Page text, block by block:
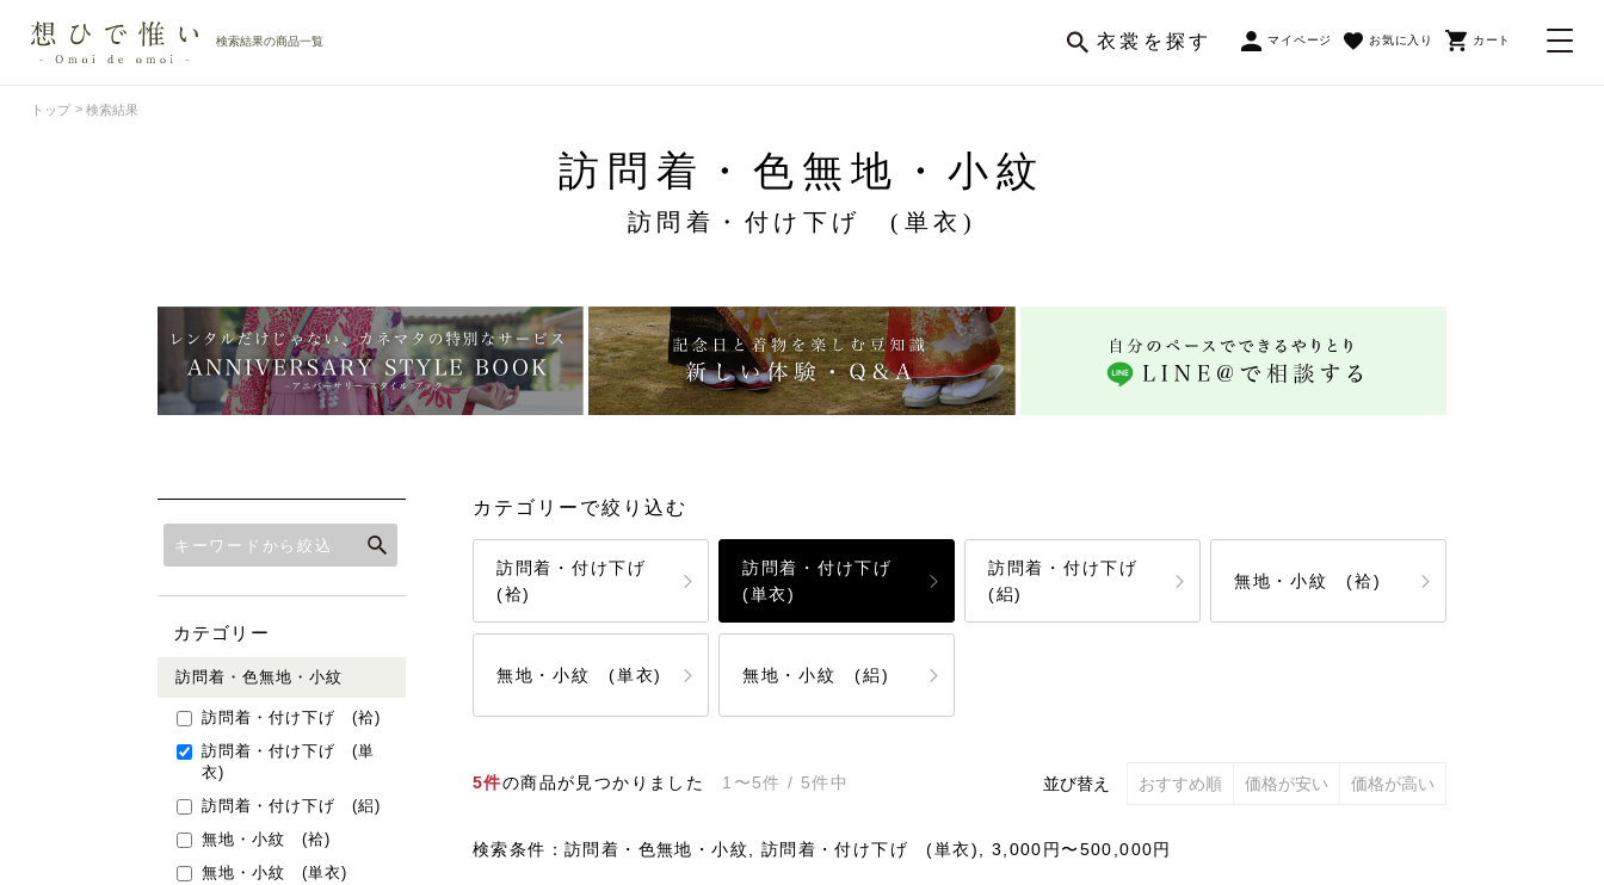
検索結果の商品一覧 衣裳を探す マイページ お気に入り カート
トップ 検索結果
訪問着・色無地・小紋
訪問着・付け下げ (単衣)
カテゴリー
訪問着・色無地・小紋
訪問着・付け下げ (袷)
訪問着・付け下げ (単
衣)
訪問着・付け下げ (絽)
無地・小紋 (袷)
無地・小紋 (単衣)
カテゴリーで絞り込む
訪問着・付け下げ
(袷)
訪問着・付け下げ
(単衣)
訪問着・付け下げ
(絽)
無地・小紋 (袷)
無地・小紋 (単衣) 無地・小紋 (絽)
5件の商品が見つかりました 1〜5件 / 5件中 並び替え おすすめ順 価格が安い 価格が高い
検索条件：訪問着・色無地・小紋, 訪問着・付け下げ (単衣), 3,000円〜500,000円